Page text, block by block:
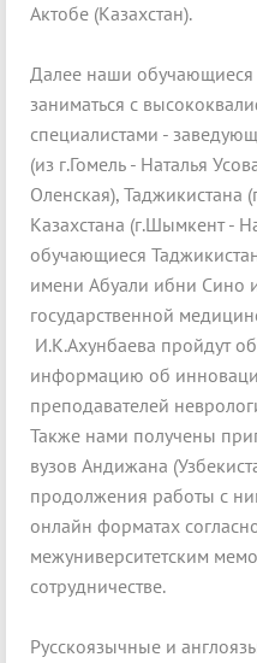
Актобе (Казахстан).
Далее наши обучающиеся
заниматься с
специалистами -
(из г.Гомель - Наталья
Оленская), Таджикистана
Казахстана (г.Шымкент -
обучающиеся
имени Абуали ибни Сино
государственной
И.К.Ахунбаева пройдут
информацию об
преподавателей
Также нами получены
вузов Андижана
продолжения работы с
онлайн форматах
межуниверситетским
сотрудничестве.
Русскоязычные и